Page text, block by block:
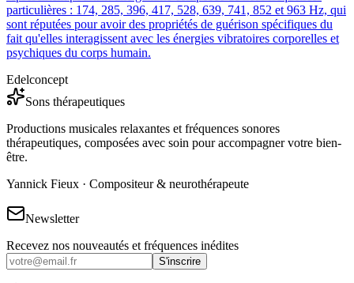
particulières : 174, 285, 396, 417, 528, 639, 741, 852 et 963 Hz, qui
sont réputées pour avoir des propriétés de guérison spécifiques du
fait qu'elles interagissent avec les énergies vibratoires corporelles et
psychiques du corps humain.
Edelconcept
Sons thérapeutiques
Productions musicales relaxantes et fréquences sonores
thérapeutiques, composées avec soin pour accompagner votre bien-
être.
Yannick Fieux · Compositeur & neurothérapeute
Newsletter
Recevez nos nouveautés et fréquences inédites
S'inscrire